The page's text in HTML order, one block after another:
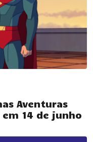
Aventuras
14 de junho